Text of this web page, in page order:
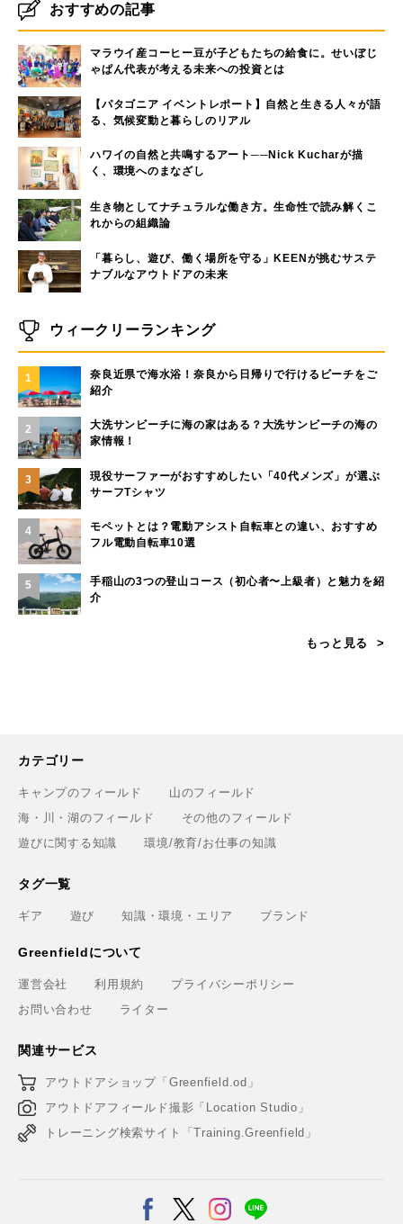
おすすめの記事
マラウイ産コーヒー豆が子どもたちの給食に。せいぼじ
ゃぱん代表が考える未来への投資とは
【パタゴニア イベントレポート】自然と生きる人々が語
る、気候変動と暮らしのリアル
ハワイの自然と共鳴するアート──Nick Kucharが描
く、環境へのまなざし
生き物としてナチュラルな働き方。生命性で読み解くこ
れからの組織論
「暮らし、遊び、働く場所を守る」KEENが挑むサステ
ナブルなアウトドアの未来
ウィークリーランキング
1
奈良近県で海水浴！奈良から日帰りで行けるビーチをご
紹介
2
大洗サンビーチに海の家はある？大洗サンビーチの海の
家情報！
3
現役サーファーがおすすめしたい「40代メンズ」が選ぶ
サーフTシャツ
4
モペットとは？電動アシスト自転車との違い、おすすめ
フル電動自転車10選
5
手稲山の3つの登山コース（初心者〜上級者）と魅力を紹
介
もっと見る
カテゴリー
キャンプのフィールド
山のフィールド
海・川・湖のフィールド
その他のフィールド
遊びに関する知識
環境/教育/お仕事の知識
タグ一覧
ギア 遊び 知識・環境・エリア ブランド
Greenfieldについて
運営会社 利用規約
プライバシーポリシー
お問い合わせ
ライター
関連サービス
アウトドアショップ「Greenfield.od」
アウトドアフィールド撮影「Location Studio」
トレーニング検索サイト「Training.Greenfield」